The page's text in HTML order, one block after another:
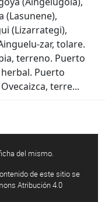
(Lasunene),
(Lizarrategi),
zar, tolare.
terreno. Puerto
Puerto
terre...
del mismo.
de este sitio se
Atribución 4.0